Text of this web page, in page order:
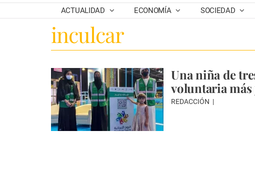
ACTUALIDAD ECONOMÍA SOCIEDAD
inculcar
Una niña de
voluntaria más
REDACCIÓN